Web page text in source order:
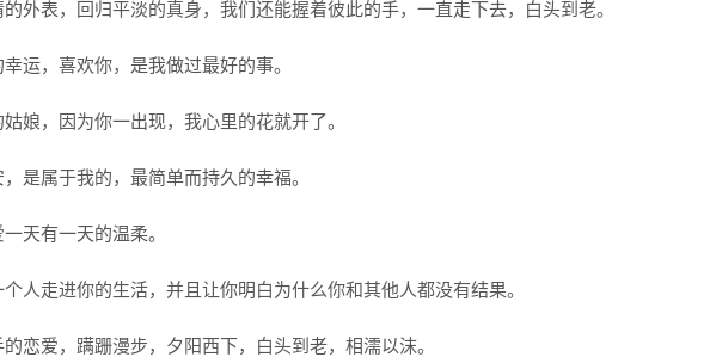
外表，回归平淡的真身，我们还能握着彼此的手，一直走下去，白头到老。
运，喜欢你，是我做过最好的事。
娘，因为你一出现，我心里的花就开了。
是属于我的，最简单而持久的幸福。
天有一天的温柔。
人走进你的生活，并且让你明白为什么你和其他人都没有结果。
恋爱，蹒跚漫步，夕阳西下，白头到老，相濡以沫。